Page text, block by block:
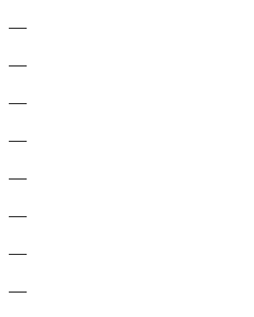
—
—
—
—
—
—
—
—